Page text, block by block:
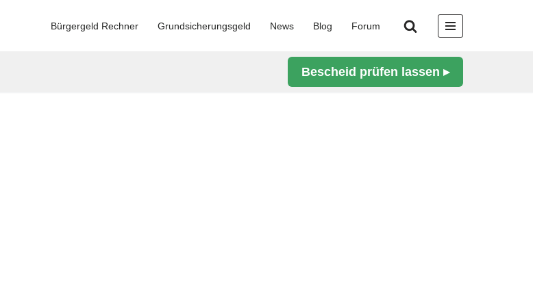
Bürgergeld Rechner Grundsicherungsgeld News Blog Forum
Bescheid prüfen lassen ▸